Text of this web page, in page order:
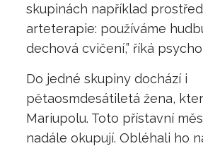
skupinách například
arteterapie: používáme
dechová cvičení,” říká
Do jedné skupiny dochází i
pětaosmdesátiletá žena,
Mariupolu. Toto přístavní
nadále okupují. Obléhali ho